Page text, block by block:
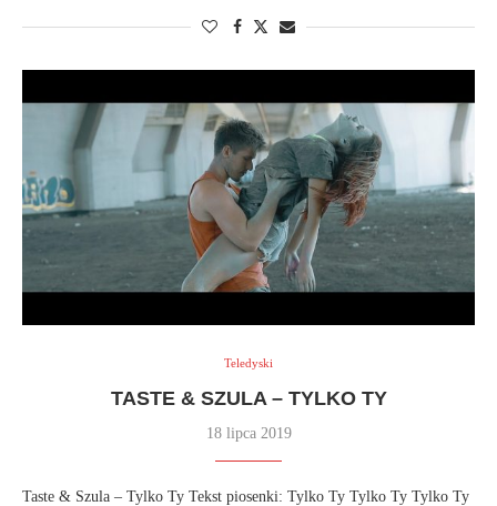
Teledyski
TASTE & SZULA – TYLKO TY
18 lipca 2019
Taste & Szula – Tylko Ty Tekst piosenki: Tylko Ty Tylko Ty Tylko Ty